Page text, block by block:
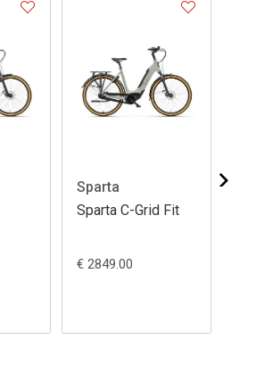
Sparta
Sparta C-Grid Fit
€ 2849.00